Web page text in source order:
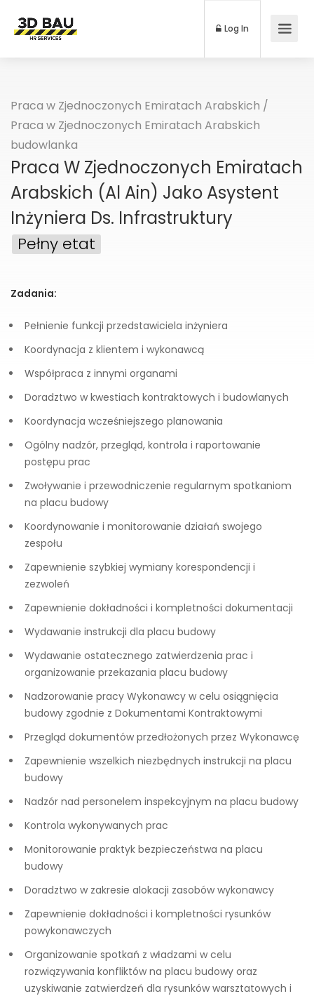
Log In
Praca w Zjednoczonych Emiratach Arabskich /
Praca w Zjednoczonych Emiratach Arabskich
budowlanka
Praca W Zjednoczonych Emiratach
Arabskich (Al Ain) Jako Asystent
Inżyniera Ds. Infrastruktury
Pełny etat
Zadania:
Pełnienie funkcji przedstawiciela inżyniera
Koordynacja z klientem i wykonawcą
Współpraca z innymi organami
Doradztwo w kwestiach kontraktowych i budowlanych
Koordynacja wcześniejszego planowania
Ogólny nadzór, przegląd, kontrola i raportowanie
postępu prac
Zwoływanie i przewodniczenie regularnym spotkaniom
na placu budowy
Koordynowanie i monitorowanie działań swojego
zespołu
Zapewnienie szybkiej wymiany korespondencji i
zezwoleń
Zapewnienie dokładności i kompletności dokumentacji
Wydawanie instrukcji dla placu budowy
Wydawanie ostatecznego zatwierdzenia prac i
organizowanie przekazania placu budowy
Nadzorowanie pracy Wykonawcy w celu osiągnięcia
budowy zgodnie z Dokumentami Kontraktowymi
Przegląd dokumentów przedłożonych przez Wykonawcę
Zapewnienie wszelkich niezbędnych instrukcji na placu
budowy
Nadzór nad personelem inspekcyjnym na placu budowy
Kontrola wykonywanych prac
Monitorowanie praktyk bezpieczeństwa na placu
budowy
Doradztwo w zakresie alokacji zasobów wykonawcy
Zapewnienie dokładności i kompletności rysunków
powykonawczych
Organizowanie spotkań z władzami w celu
rozwiązywania konfliktów na placu budowy oraz
uzyskiwanie zatwierdzeń dla rysunków warsztatowych i